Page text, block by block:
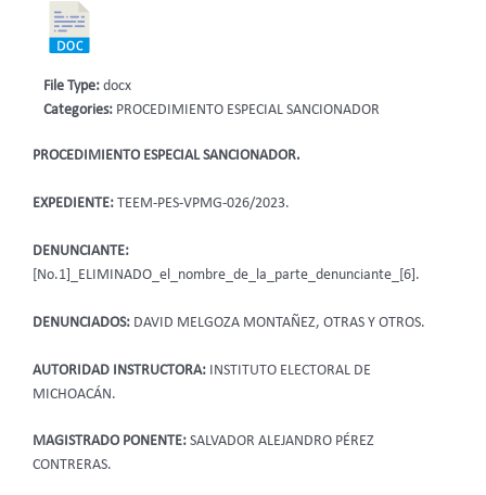
PROCEDIMIENTO ESPECIAL SANCIONADOR.
EXPEDIENTE: TEEM-PES-VPMG-026/2023.
DENUNCIANTE:
[No.1]_ELIMINADO_el_nombre_de_la_parte_denunciante_[6].
DENUNCIADOS: DAVID MELGOZA MONTAÑEZ, OTRAS Y OTROS.
AUTORIDAD INSTRUCTORA:
INSTITUTO ELECTORAL DE
MICHOACÁN.
MAGISTRADO PONENTE: SALVADOR ALEJANDRO PÉREZ
CONTRERAS.
File Type: docx
Categories: PROCEDIMIENTO ESPECIAL SANCIONADOR